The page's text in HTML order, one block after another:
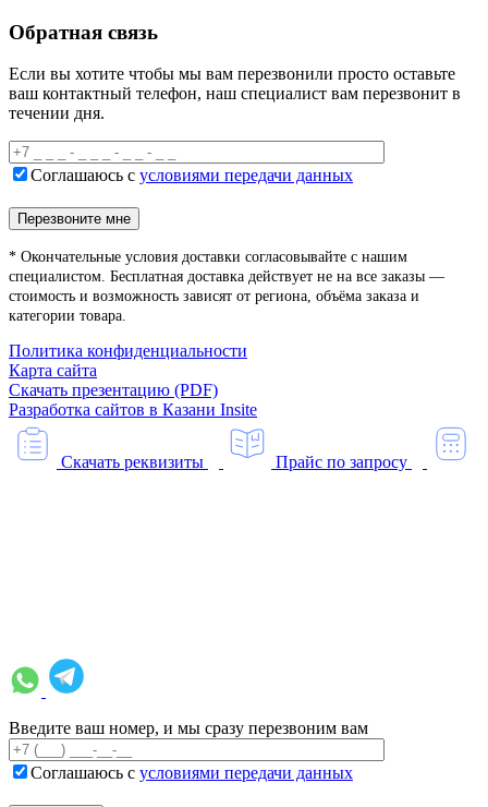
Обратная связь
Если вы хотите чтобы мы вам перезвонили просто оставьте
ваш контактный телефон, наш специалист вам перезвонит в
течении дня.
Соглашаюсь с условиями передачи данных
* Окончательные условия доставки согласовывайте с нашим
специалистом. Бесплатная доставка действует не на все заказы —
стоимость и возможность зависят от региона, объёма заказа и
категории товара.
Политика конфиденциальности
Карта сайта
Скачать презентацию (PDF)
Разработка сайтов в Казани Insite
Скачать реквизиты Прайс по запросу
Введите ваш номер, и мы сразу перезвоним вам
Соглашаюсь с условиями передачи данных